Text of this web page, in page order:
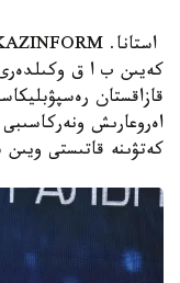
كەيىن ب ا ق وكىلدەرى
قازاقستان
اەروعارىش
كەتۋىنە قاتىستى